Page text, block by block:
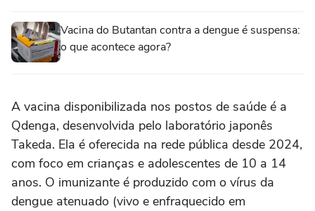
Vacina do Butantan contra a dengue é suspensa:
o que acontece agora?
A vacina disponibilizada nos postos de saúde é a
Qdenga, desenvolvida pelo laboratório japonês
Takeda. Ela é oferecida na rede pública desde 2024,
com foco em crianças e adolescentes de 10 a 14
anos. O imunizante é produzido com o vírus da
dengue atenuado (vivo e enfraquecido em